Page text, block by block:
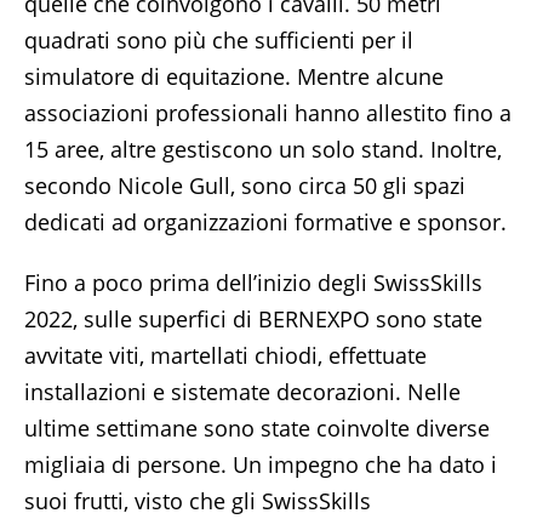
quadrati sono più che sufficienti per il
simulatore di equitazione. Mentre alcune
associazioni professionali hanno allestito fino a
15 aree, altre gestiscono un solo stand. Inoltre,
secondo Nicole Gull, sono circa 50 gli spazi
dedicati ad organizzazioni formative e sponsor.
Fino a poco prima dell’inizio degli SwissSkills
2022, sulle superfici di BERNEXPO sono state
avvitate viti, martellati chiodi, effettuate
installazioni e sistemate decorazioni. Nelle
ultime settimane sono state coinvolte diverse
migliaia di persone. Un impegno che ha dato i
suoi frutti, visto che gli SwissSkills